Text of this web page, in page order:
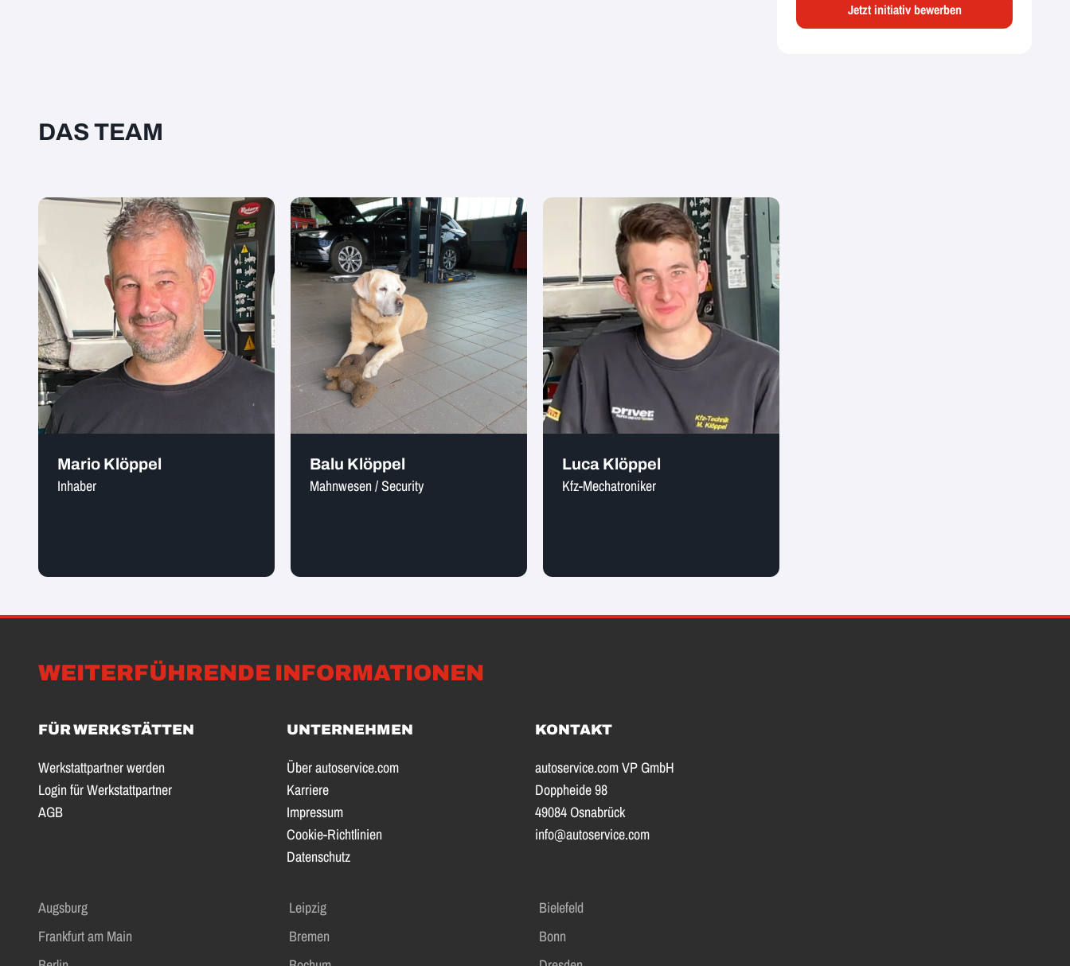
Jetzt initiativ bewerben
DAS TEAM
Mario Klöppel
Inhaber
Balu Klöppel
Mahnwesen / Security
Luca Klöppel
Kfz-Mechatroniker
WEITERFÜHRENDE INFORMATIONEN
FÜR WERKSTÄTTEN
Werkstattpartner werden
Login für Werkstattpartner
AGB
UNTERNEHMEN
Über autoservice.com
Karriere
Impressum
Cookie-Richtlinien
Datenschutz
KONTAKT
autoservice.com VP GmbH
Doppheide 98
49084 Osnabrück
info@autoservice.com
Augsburg Leipzig
Bielefeld
Frankfurt am Main
Bremen
Bonn